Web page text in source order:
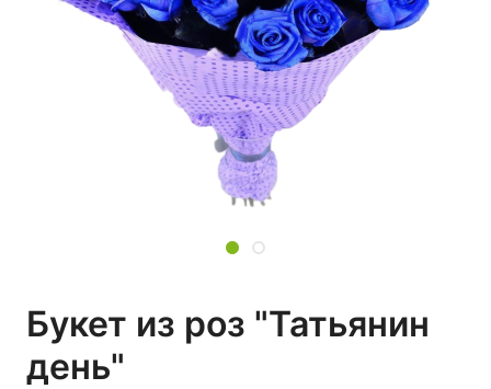
Букет из роз "Татьянин
день"